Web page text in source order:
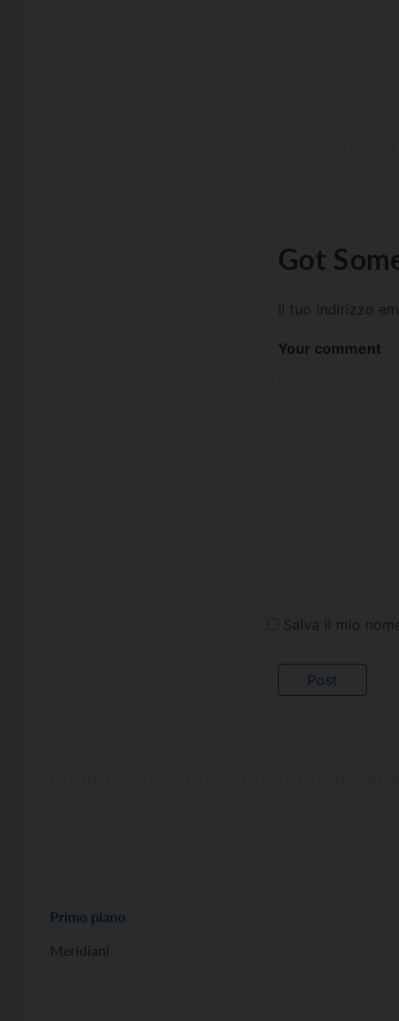
Got
Il tuo indirizzo
Your comment
Salva il mio
Primo piano
Meridiani